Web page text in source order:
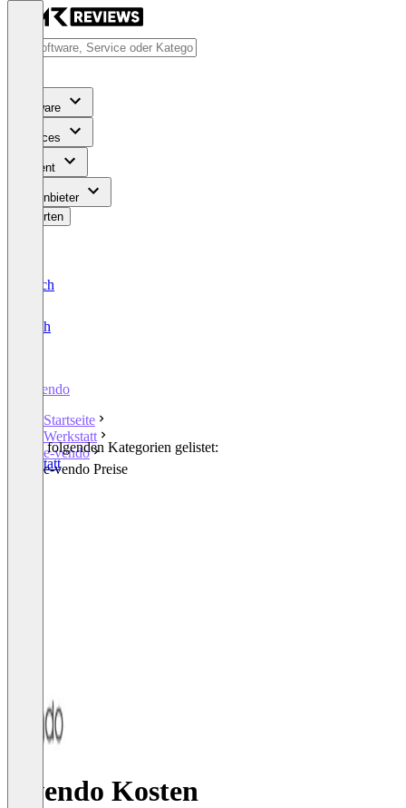
Software
Services
Content
Für Anbieter
Bewerten
Deutsch
English
e-vendo
Startseite
Werkstatt
e-vendo
e-vendo Preise
In den folgenden Kategorien gelistet:
Werkstatt
e-vendo Kosten